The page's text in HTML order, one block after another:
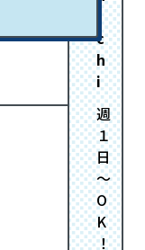
c
h
i
週
１
日
～
O
K
！